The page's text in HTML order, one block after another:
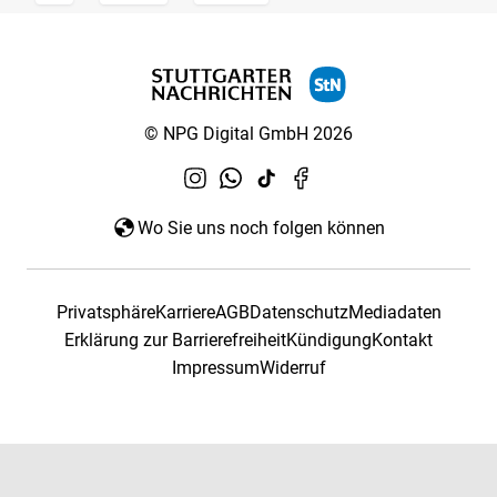
© NPG Digital GmbH 2026
Wo Sie uns noch folgen können
PrivatsphäreKarriereAGBDatenschutzMediadaten
Erklärung zur BarrierefreiheitKündigungKontakt
ImpressumWiderruf